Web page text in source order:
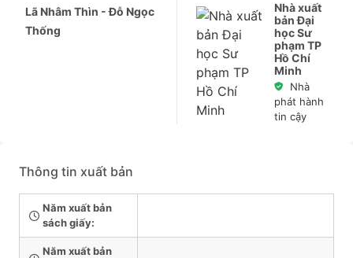
Lã Nhâm Thìn - Đỗ Ngọc
Thống
Nhà xuất
bản Đại
học Sư
phạm TP
Hồ Chí
Minh
Nhà
phát hành
tin cậy
Thông tin xuất bản
Năm xuất bản
sách giấy:
Năm xuất bản